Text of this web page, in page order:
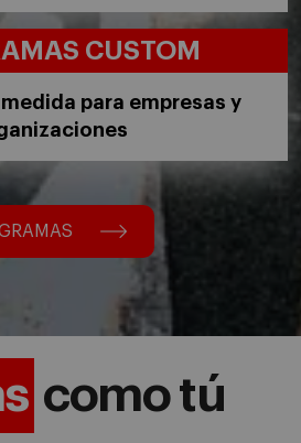
CUSTOM
para empresas y
como tú